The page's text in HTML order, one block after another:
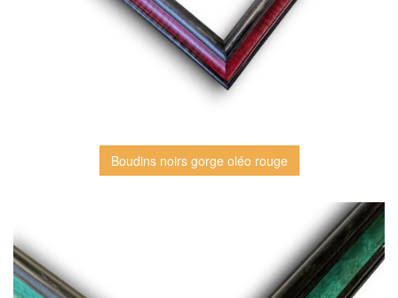
Boudins noirs gorge oléo rouge